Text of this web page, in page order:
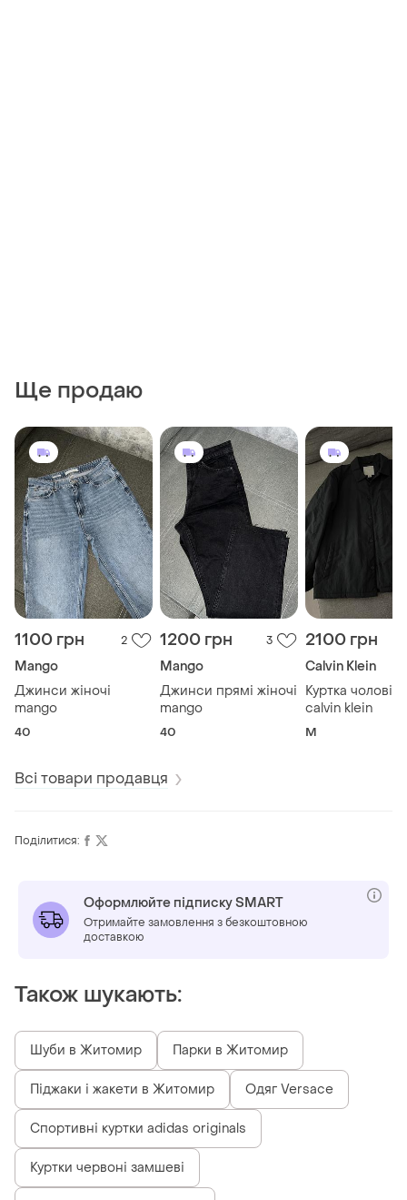
Ще продаю
1100 грн 2
Mango
Джинси жіночі
mango
40
1200 грн 3
Mango
Джинси прямі жіночі
mango
40
2100 грн
Calvin Klein
Куртка чоловіча
сalvin klein
M
Всі товари продавця
Поділитися:
Оформлюйте підписку SMART
Отримайте замовлення з безкоштовною
доставкою
Також шукають:
Шуби в Житомир Парки в Житомир
Піджаки і жакети в Житомир Одяг Versace
Спортивні куртки adidas originals
Куртки червоні замшеві